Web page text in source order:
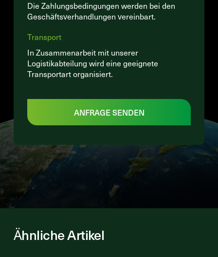
Die Zahlungsbedingungen werden bei den
Geschäftsverhandlungen vereinbart.
Transport
In Zusammenarbeit mit unserer
Logistikabteilung wird eine geeignete
Transportart organisiert.
ANFRAGE SENDEN
Ähnliche Artikel